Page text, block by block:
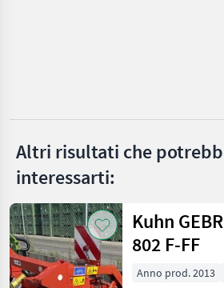
John Deere
Claas
Mostra
tutti
18
MARKETPLACE
Altri risultati che
interessarti:
Kuhn
802 F-FF
Anno prod. 2013